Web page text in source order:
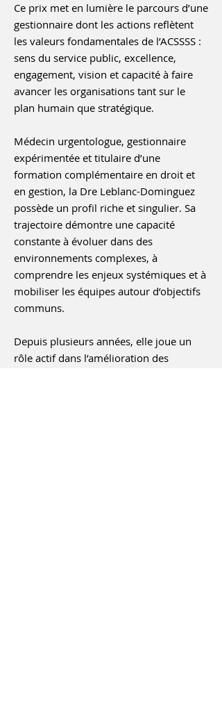
Ce prix met en lumière le parcours d’une
gestionnaire dont les actions reflètent
les valeurs fondamentales de l’ACSSSS :
sens du service public, excellence,
engagement, vision et capacité à faire
avancer les organisations tant sur le
plan humain que stratégique.
Médecin urgentologue, gestionnaire
expérimentée et titulaire d’une
formation complémentaire en droit et
en gestion, la Dre Leblanc-Dominguez
possède un profil riche et singulier. Sa
trajectoire démontre une capacité
constante à évoluer dans des
environnements complexes, à
comprendre les enjeux systémiques et à
mobiliser les équipes autour d’objectifs
communs.
Depuis plusieurs années, elle joue un
rôle actif dans l’amélioration des